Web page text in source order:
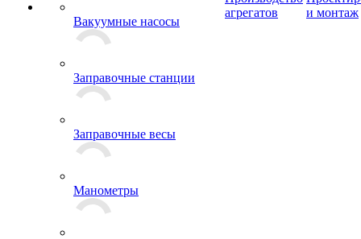
Вакуумные насосы
Заправочные станции
Заправочные весы
Манометры
агрегатов
и монтаж